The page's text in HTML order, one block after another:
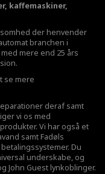
kaffemaskiner,
der henvender
branchen i
mere end 25 års
se mere
deraf samt
vi os med
Vi har også et
samt Fadøls
Du
underskabe, og
John Guest lynkoblinger.